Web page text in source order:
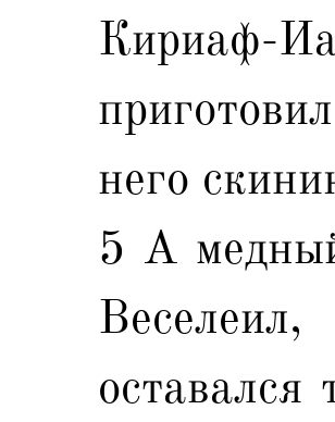
Кириаф-
него
5 А